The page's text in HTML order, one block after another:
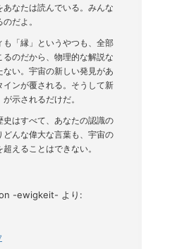
あなたは読んでいる。みんな
だよ。
も「縁」というやつも、全部
るのだから、物理的な解説な
ない。宇宙の新しい発見があ
インが覆される。そうして新
示されるだけだ。
史はすべて、あなたの認識の
どんな偉大な言葉も、宇宙の
えることはできない。
-ewigkeit- より: